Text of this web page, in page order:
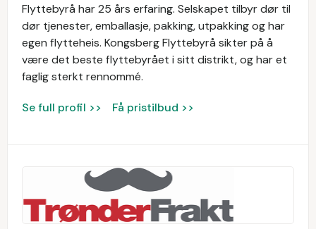
Flyttebyrå har 25 års erfaring. Selskapet tilbyr dør til
dør tjenester, emballasje, pakking, utpakking og har
egen flytteheis. Kongsberg Flyttebyrå sikter på å
være det beste flyttebyrået i sitt distrikt, og har et
faglig sterkt rennommé.
Se full profil >> Få pristilbud >>